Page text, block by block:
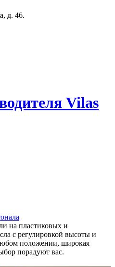
д. 46.
Vilas
на пластиковых и
с регулировкой высоты и
положении, широкая
порадуют вас.